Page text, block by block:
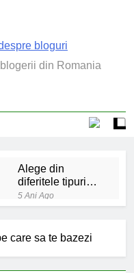
– Cu Si
din Romania
Alege din
diferitele tipuri
de bratara de
argint
5 Ani Ago
Ani Ago
care sa te bazezi